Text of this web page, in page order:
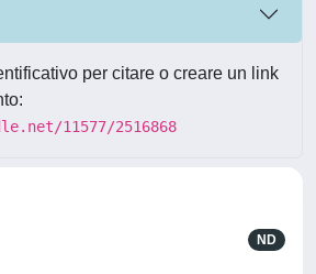
per citare o creare un link
11577/2516868
ND